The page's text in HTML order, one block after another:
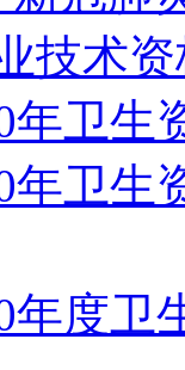
技术
年卫生
年卫生
年度卫